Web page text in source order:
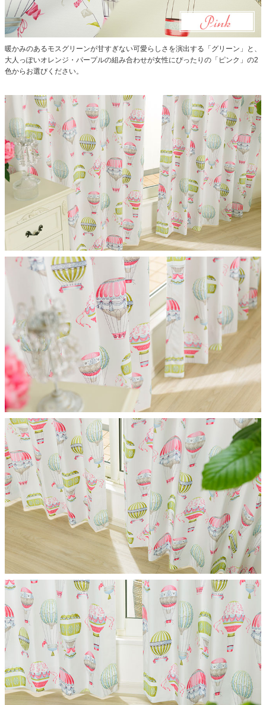
暖かみのあるモスグリーンが甘すぎない可愛らしさを演出する「グリーン」と、
大人っぽいオレンジ・パープルの組み合わせが女性にぴったりの「ピンク」の2
色からお選びください。